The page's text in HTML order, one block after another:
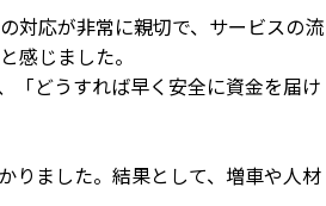
対応が非常に親切で、サービスの流
感じました。
「どうすれば早く安全に資金を届け
りました。結果として、増車や人材